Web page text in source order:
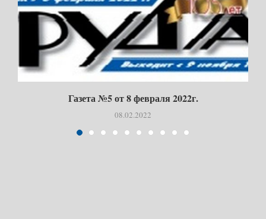
Газета №5 от 8 февраля 2022г.
08.02.2022